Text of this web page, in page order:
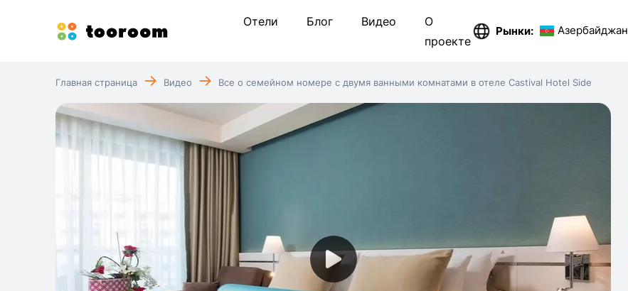
Отели Блог Видео
О
проекте
Рынки: Азербайджан
Главная страница Видео Все о семейном номере с двумя ванными комнатами в отеле Castival Hotel Side